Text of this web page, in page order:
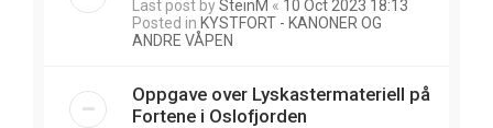
Last post bySteinM « 10 Oct 2023 18:13
Posted in KYSTFORT - KANONER OG
ANDRE VÅPEN
Oppgave over Lyskastermateriell på
Fortene i Oslofjorden